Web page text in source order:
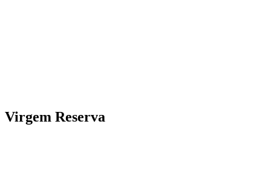
Virgem Reserva